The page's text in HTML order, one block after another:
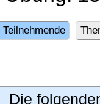
Teilnehmende
Die